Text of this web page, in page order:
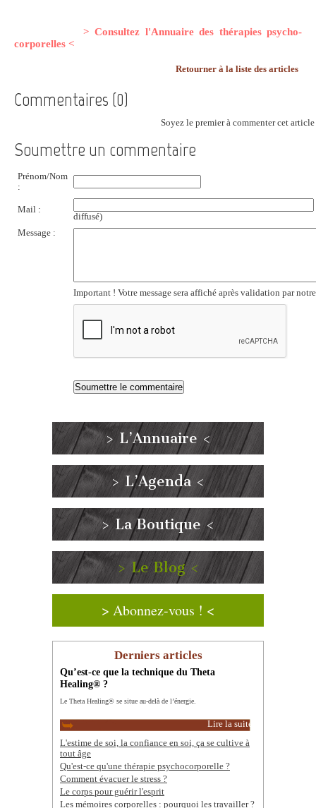
> Consultez l'Annuaire des thérapies psycho-
corporelles <
Retourner à la liste des articles
Commentaires (0)
Soyez le premier à commenter cet article
Soumettre un commentaire
Prénom/Nom
:
Mail :
diffusé)
Message :
Important ! Votre message sera affiché après validation par
> L’Annuaire <
> L’Agenda <
> La Boutique <
> Le Blog <
> Abonnez-vous ! <
Derniers articles
Qu’est-ce que la technique du Theta
Healing® ?
Le Theta Healing® se situe au-delà de l’énergie.
Lire la suite
L'estime de soi, la confiance en soi, ça se cultive à
tout âge
Qu'est-ce qu'une thérapie psychocorporelle ?
Comment évacuer le stress ?
Le corps pour guérir l'esprit
Les mémoires corporelles : pourquoi les travailler ?